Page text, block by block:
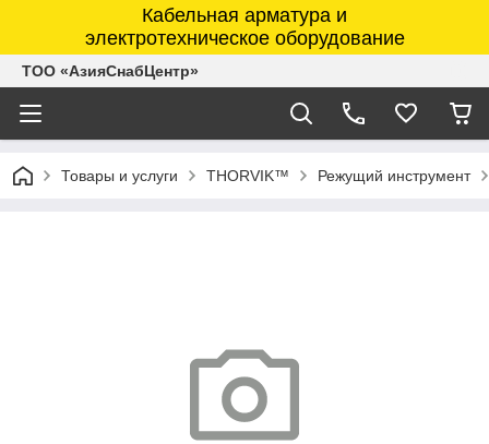
Кабельная арматура и
электротехническое оборудование
ТОО «АзияСнабЦентр»
Товары и услуги THORVIK™ Режущий инструмент